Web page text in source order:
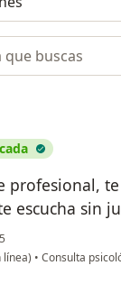
profesional,
escucha sin
línea) • Consulta